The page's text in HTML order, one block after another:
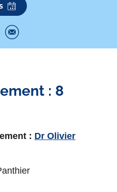
P
r
t
g
r
: 8
: Dr Olivier